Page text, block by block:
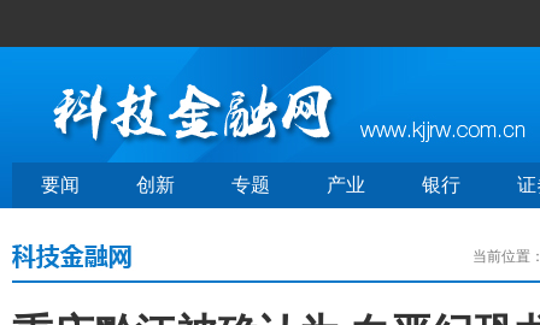
要闻 创新 专题 产业 银行 证
当前位置